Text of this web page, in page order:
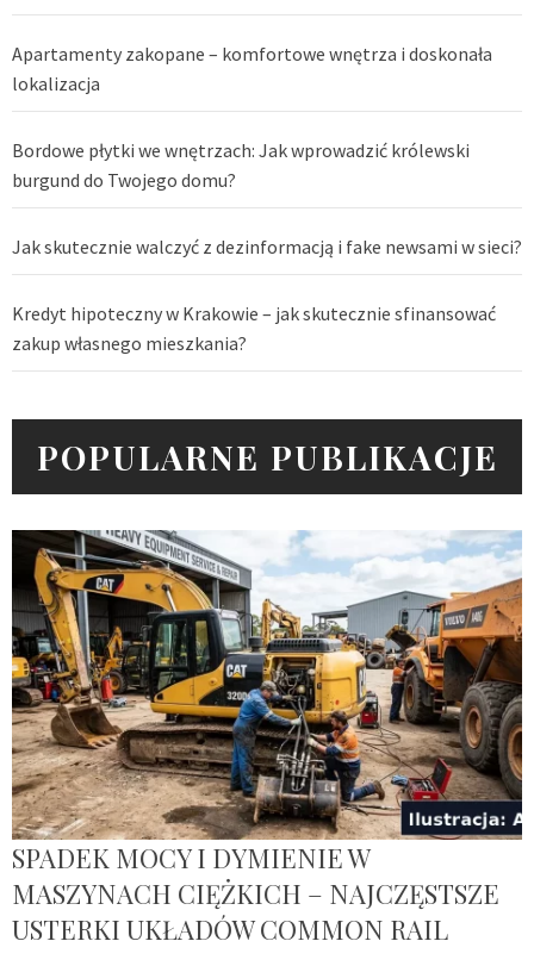
Apartamenty zakopane – komfortowe wnętrza i doskonała
lokalizacja
Bordowe płytki we wnętrzach: Jak wprowadzić królewski
burgund do Twojego domu?
Jak skutecznie walczyć z dezinformacją i fake newsami w sieci?
Kredyt hipoteczny w Krakowie – jak skutecznie sfinansować
zakup własnego mieszkania?
POPULARNE PUBLIKACJE
SPADEK MOCY I DYMIENIE W
MASZYNACH CIĘŻKICH – NAJCZĘSTSZE
USTERKI UKŁADÓW COMMON RAIL